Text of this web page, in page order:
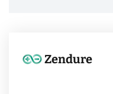
Zendure